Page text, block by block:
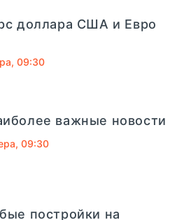
2025
Совет На 4
За Лишние
Покупки -
деньгами
1013
банк
доллара США и Евро
09:30
важные новости
09:30
постройки на